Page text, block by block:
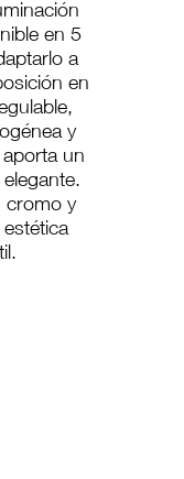
en 5
a
en
y
un
cromo y